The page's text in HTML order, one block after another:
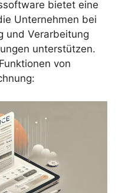
bietet eine
Unternehmen bei
und Verarbeitung
unterstützen.
von